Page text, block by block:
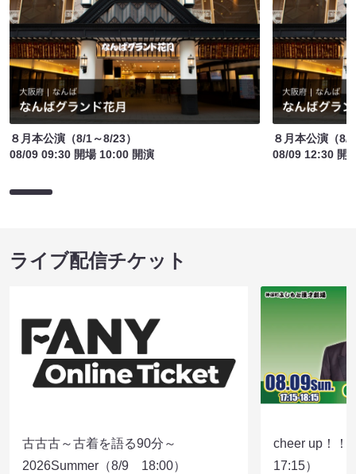
８月本公演（8/1～8/23）
08/09 09:30 開場 10:00 開演
８月本公演（8/
08/09 12:30 開
ライブ配信チケット
古古古～古着を語る90分～
2026Summer（8/9 18:00）
cheer up！
17:15）